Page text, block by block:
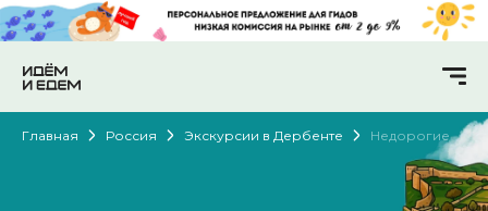
Главная Россия Экскурсии в Дербенте Недорогие